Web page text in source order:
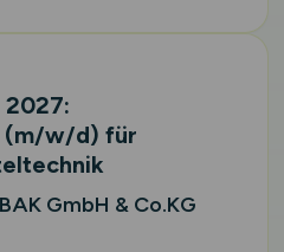
2027:
(m/w/d) für
GmbH & Co.KG